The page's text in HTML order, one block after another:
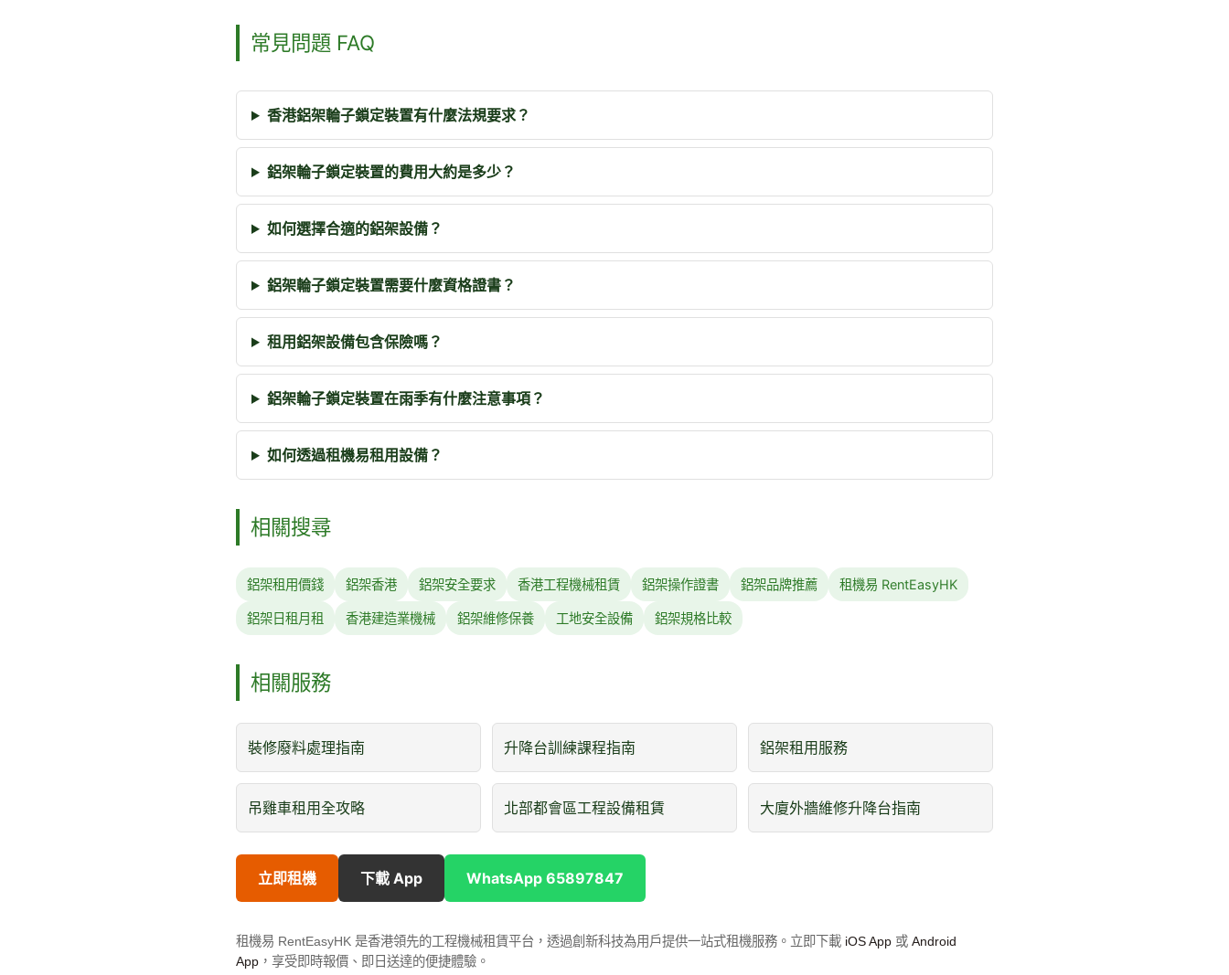
常見問題 FAQ
香港鋁架輪子鎖定裝置有什麼法規要求？
鋁架輪子鎖定裝置的費用大約是多少？
如何選擇合適的鋁架設備？
鋁架輪子鎖定裝置需要什麼資格證書？
租用鋁架設備包含保險嗎？
鋁架輪子鎖定裝置在雨季有什麼注意事項？
如何透過租機易租用設備？
相關搜尋
鋁架租用價錢 鋁架香港 鋁架安全要求 香港工程機械租賃 鋁架操作證書 鋁架品牌推薦 租機易 RentEasyHK
鋁架日租月租 香港建造業機械 鋁架維修保養 工地安全設備 鋁架規格比較
相關服務
裝修廢料處理指南 升降台訓練課程指南 鋁架租用服務
吊雞車租用全攻略 北部都會區工程設備租賃 大廈外牆維修升降台指南
立即租機 下載 App WhatsApp 65897847
租機易 RentEasyHK 是香港領先的工程機械租賃平台，透過創新科技為用戶提供一站式租機服務。立即下載 iOS App 或 Android
App ，享受即時報價、即日送達的便捷體驗。